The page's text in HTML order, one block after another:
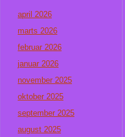
april 2026
marts 2026
februar 2026
januar 2026
november 2025
oktober 2025
september 2025
august 2025